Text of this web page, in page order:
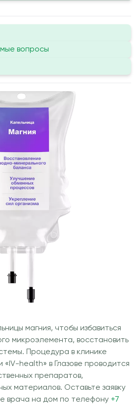
вопросы
магния, чтобы избавиться
микроэлемента, восстановить
Процедура в клинике
«IV-health» в Глазове проводится
препаратов,
материалов. Оставьте заявку
врача на дом по телефону +7